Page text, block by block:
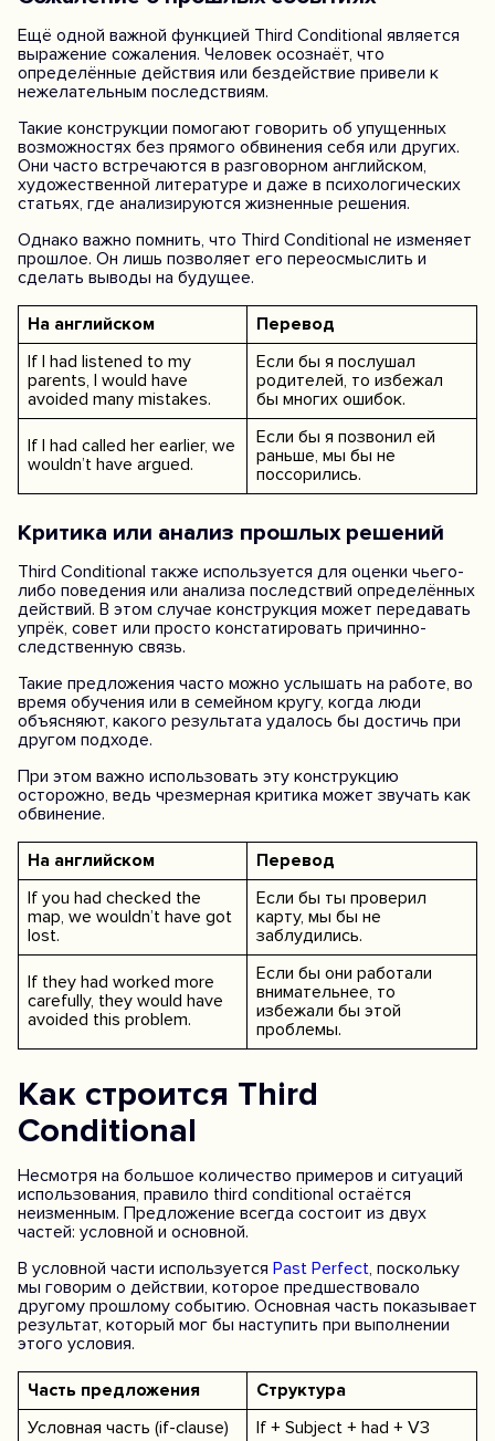
Ещё одной важной функцией Third Conditional является
выражение сожаления. Человек осознаёт, что
определённые действия или бездействие привели к
нежелательным последствиям.
Такие конструкции помогают говорить об упущенных
возможностях без прямого обвинения себя или других.
Они часто встречаются в разговорном английском,
художественной литературе и даже в психологических
статьях, где анализируются жизненные решения.
Однако важно помнить, что Third Conditional не изменяет
прошлое. Он лишь позволяет его переосмыслить и
сделать выводы на будущее.
На английском
Перевод
If I had listened to my
parents, I would have
avoided many mistakes.
Если бы я послушал
родителей, то избежал
бы многих ошибок.
If I had called her earlier, we
wouldn’t have argued.
Если бы я позвонил ей
раньше, мы бы не
поссорились.
Критика или анализ прошлых решений
Third Conditional также используется для оценки чьего-
либо поведения или анализа последствий определённых
действий. В этом случае конструкция может передавать
упрёк, совет или просто констатировать причинно-
следственную связь.
Такие предложения часто можно услышать на работе, во
время обучения или в семейном кругу, когда люди
объясняют, какого результата удалось бы достичь при
другом подходе.
При этом важно использовать эту конструкцию
осторожно, ведь чрезмерная критика может звучать как
обвинение.
На английском
Перевод
If you had checked the
map, we wouldn’t have got
lost.
Если бы ты проверил
карту, мы бы не
заблудились.
If they had worked more
carefully, they would have
avoided this problem.
Если бы они работали
внимательнее, то
избежали бы этой
проблемы.
Как строится Third
Conditional
Несмотря на большое количество примеров и ситуаций
использования, правило third conditional остаётся
неизменным. Предложение всегда состоит из двух
частей: условной и основной.
В условной части используется Past Perfect, поскольку
мы говорим о действии, которое предшествовало
другому прошлому событию. Основная часть показывает
результат, который мог бы наступить при выполнении
этого условия.
Часть предложения
Структура
Условная часть (if-clause)
If + Subject + had + V3